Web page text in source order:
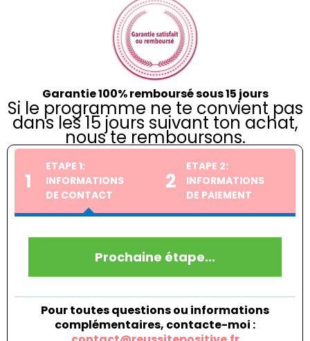
Garantie 100% remboursé sous 15 jours
Si le programme ne te convient pas
dans les 15 jours suivant ton achat,
nous te remboursons.
1
ETAPE 1:
INFORMATIONS
DE CONTACT
2
ETAPE 2:
INFORMATIONS
DE PAIEMENT
Prochaine étape...
Pour toutes questions ou informations
complémentaires, contacte-moi :